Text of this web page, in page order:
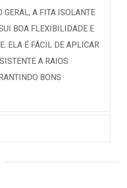
GERAL, A FITA ISOLANTE
BOA FLEXIBILIDADE E
ELA É FÁCIL DE APLICAR
A RAIOS
BONS